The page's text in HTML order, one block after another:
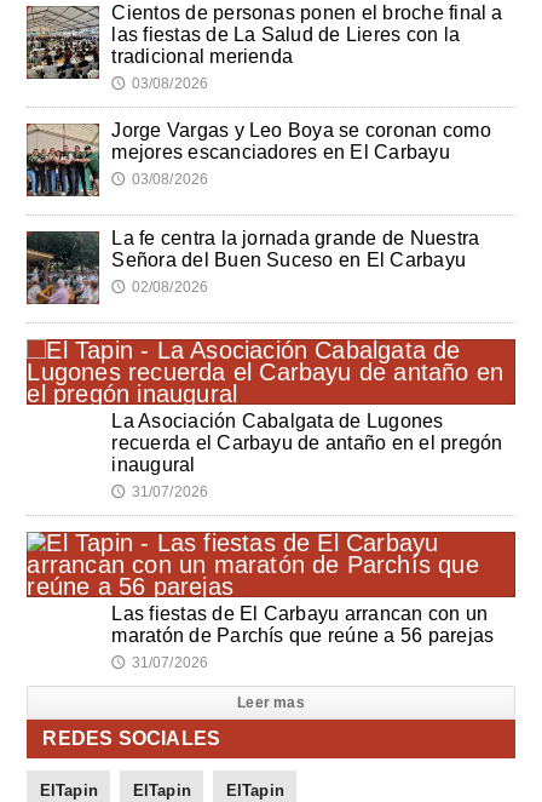
Cientos de personas ponen el broche final a
las fiestas de La Salud de Lieres con la
tradicional merienda
🕔 03/08/2026
Jorge Vargas y Leo Boya se coronan como
mejores escanciadores en El Carbayu
🕔 03/08/2026
La fe centra la jornada grande de Nuestra
Señora del Buen Suceso en El Carbayu
🕔 02/08/2026
La Asociación Cabalgata de Lugones
recuerda el Carbayu de antaño en el pregón
inaugural
🕔 31/07/2026
Las fiestas de El Carbayu arrancan con un
maratón de Parchís que reúne a 56 parejas
🕔 31/07/2026
Leer mas
REDES SOCIALES
ElTapin ElTapin ElTapin